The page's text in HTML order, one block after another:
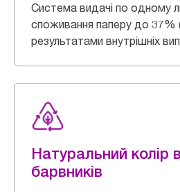
Система видачі по одному
споживання паперу до 37%
результатами внутрішніх
Натуральний колір
барвників